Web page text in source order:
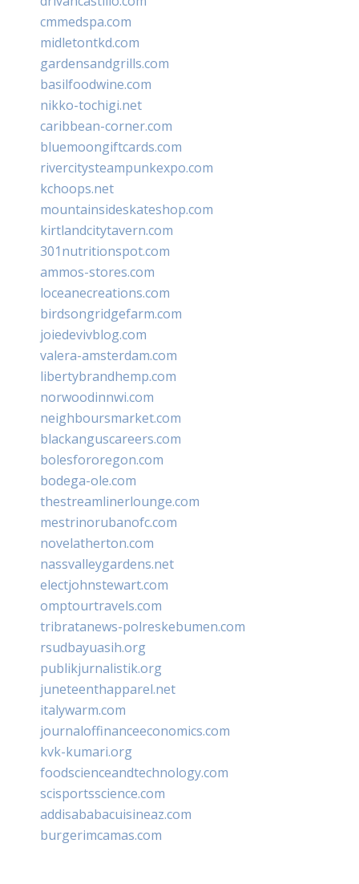
cmmedspa.com
midletontkd.com
gardensandgrills.com
basilfoodwine.com
nikko-tochigi.net
caribbean-corner.com
bluemoongiftcards.com
rivercitysteampunkexpo.com
kchoops.net
mountainsideskateshop.com
kirtlandcitytavern.com
301nutritionspot.com
ammos-stores.com
loceanecreations.com
birdsongridgefarm.com
joiedevivblog.com
valera-amsterdam.com
libertybrandhemp.com
norwoodinnwi.com
neighboursmarket.com
blackanguscareers.com
bolesfororegon.com
bodega-ole.com
thestreamlinerlounge.com
mestrinorubanofc.com
novelatherton.com
nassvalleygardens.net
electjohnstewart.com
omptourtravels.com
tribratanews-polreskebumen.com
rsudbayuasih.org
publikjurnalistik.org
juneteenthapparel.net
italywarm.com
journaloffinanceeconomics.com
kvk-kumari.org
foodscienceandtechnology.com
scisportsscience.com
addisababacuisineaz.com
burgerimcamas.com